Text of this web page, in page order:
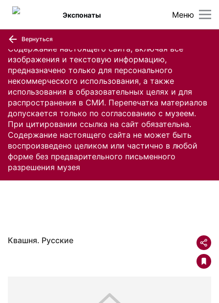
Содержание настоящего сайта, включая все
изображения и текстовую информацию,
предназначено только для персонального
некоммерческого использования, а также
использования в образовательных целях и для
распространения в СМИ. Перепечатка материалов
допускается только по согласованию с музеем.
При цитировании ссылка на сайт обязательна.
Содержание настоящего сайта не может быть
воспроизведено целиком или частично в любой
форме без предварительного письменного
разрешения музея
Меню
Экспонаты
Вернуться
Квашня. Русские